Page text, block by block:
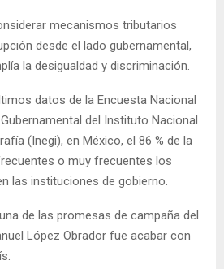
mecanismos tributarios
desde el lado gubernamental,
la desigualdad y discriminación.
datos de la Encuesta Nacional
del Instituto Nacional
(Inegi), en México, el 86 % de la
o muy frecuentes los
las instituciones de gobierno.
de las promesas de campaña del
López Obrador fue acabar con